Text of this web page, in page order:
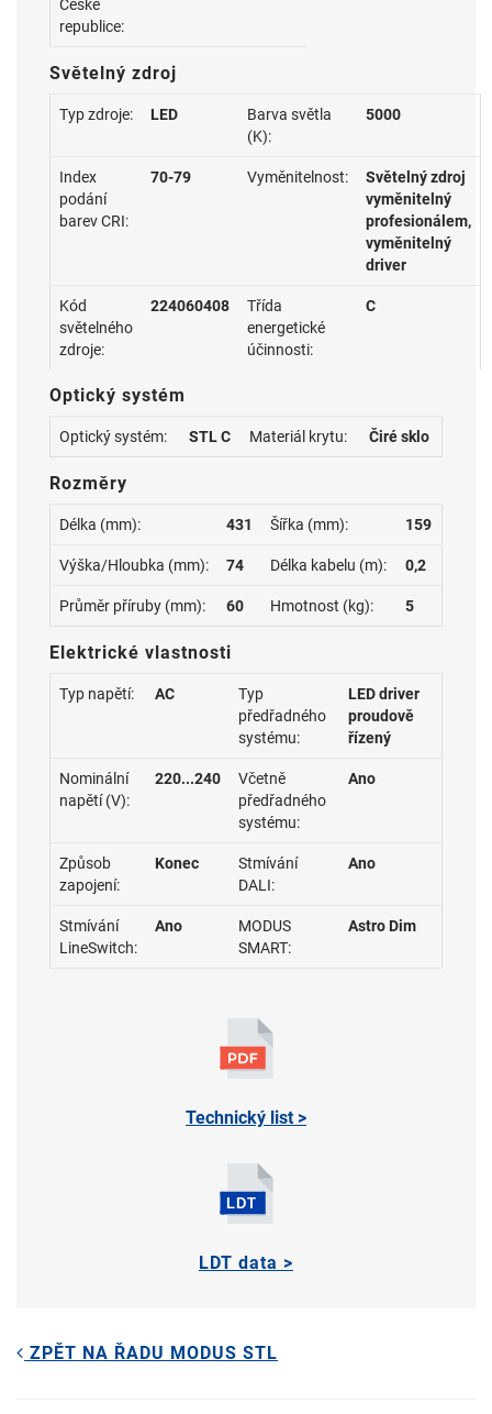
České
republice:
Světelný zdroj
Typ zdroje: LED
Barva světla
(K):
5000
Index
podání
barev CRI:
70-79 Vyměnitelnost:
Světelný zdroj
vyměnitelný
profesionálem,
vyměnitelný
driver
Kód
světelného
zdroje:
224060408
Třída
energetické
účinnosti:
C
Optický systém
Optický systém: STL C Materiál krytu: Čiré sklo
Rozměry
Délka (mm): 431 Šířka (mm): 159
Výška/Hloubka (mm): 74 Délka kabelu (m): 0,2
Průměr příruby (mm): 60 Hmotnost (kg): 5
Elektrické vlastnosti
Typ napětí: AC
Typ
předřadného
systému:
LED driver
proudově
řízený
Nominální
napětí (V):
220...240
Včetně
předřadného
systému:
Ano
Způsob
zapojení:
Konec
Stmívání
DALI:
Ano
Stmívání
LineSwitch:
Ano
MODUS
SMART:
Astro Dim
Technický list >
LDT data >
ZPĚT NA ŘADU MODUS STL